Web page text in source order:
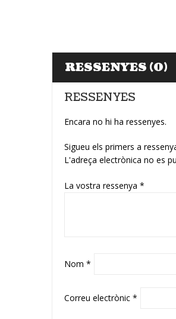
RESSENYES (0)
RESSENYES
Encara no hi ha ressenyes.
Sigueu els primers a
L'adreça electrònica no es
La vostra ressenya *
Nom *
Correu electrònic *